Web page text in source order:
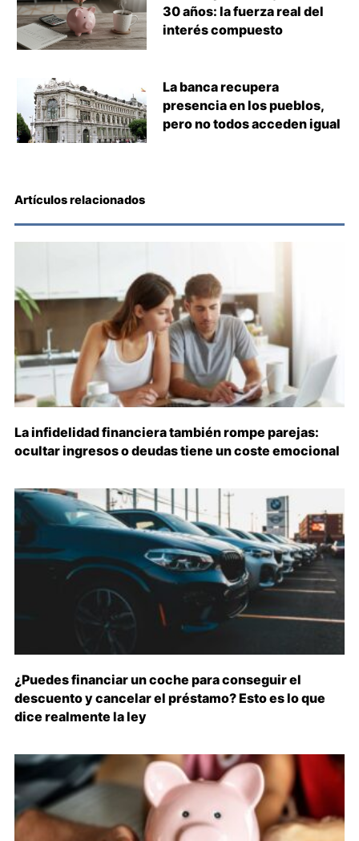
30 años: la fuerza real del
interés compuesto
La banca recupera
presencia en los pueblos,
pero no todos acceden igual
Artículos relacionados
La infidelidad financiera también rompe parejas:
ocultar ingresos o deudas tiene un coste emocional
¿Puedes financiar un coche para conseguir el
descuento y cancelar el préstamo? Esto es lo que
dice realmente la ley